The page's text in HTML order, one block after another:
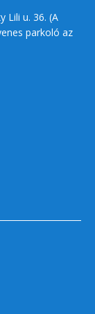
Lili u. 36. (A
parkoló az